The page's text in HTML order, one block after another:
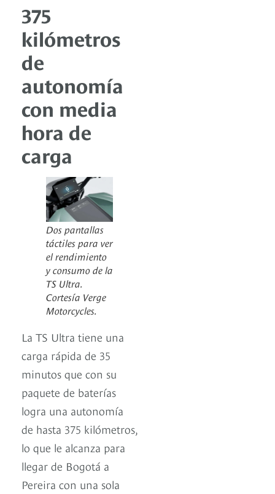
375
kilómetros
de
autonomía
con media
hora de
carga
Dos pantallas
táctiles para ver
el rendimiento
y consumo de la
TS Ultra.
Cortesía Verge
Motorcycles.
La TS Ultra tiene una
carga rápida de 35
minutos que con su
paquete de baterías
logra una autonomía
de hasta 375 kilómetros,
lo que le alcanza para
llegar de Bogotá a
Pereira con una sola